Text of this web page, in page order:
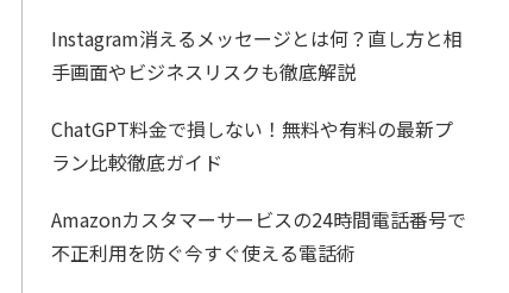
Instagram消えるメッセージとは何？直し方と相
手画面やビジネスリスクも徹底解説
ChatGPT料金で損しない！無料や有料の最新プ
ラン比較徹底ガイド
Amazonカスタマーサービスの24時間電話番号で
不正利用を防ぐ今すぐ使える電話術